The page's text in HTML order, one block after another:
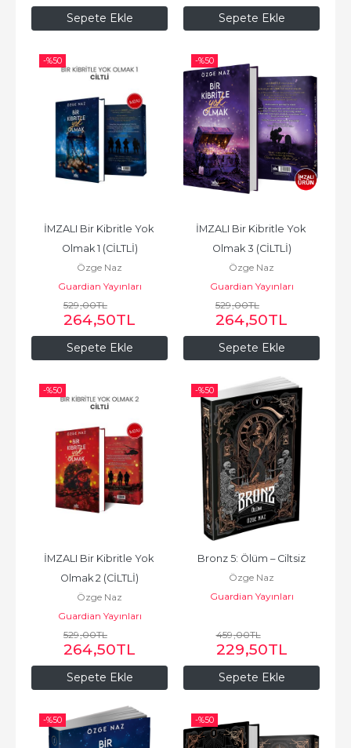
Sepete Ekle Sepete Ekle
-%50
Sepete Ekle
İMZALI Bir Kibritle Yok
Olmak 1 (CİLTLİ)
Özge Naz
Guardian Yayınları
529,00TL
264,50TL
-%50
Sepete Ekle
İMZALI Bir Kibritle Yok
Olmak 3 (CİLTLİ)
Özge Naz
Guardian Yayınları
529,00TL
264,50TL
-%50
Sepete Ekle
İMZALI Bir Kibritle Yok
Olmak 2 (CİLTLİ)
Özge Naz
Guardian Yayınları
529,00TL
264,50TL
-%50
Sepete Ekle
Bronz 5: Ölüm – Ciltsiz
Özge Naz
Guardian Yayınları
459,00TL
229,50TL
-%50 -%50